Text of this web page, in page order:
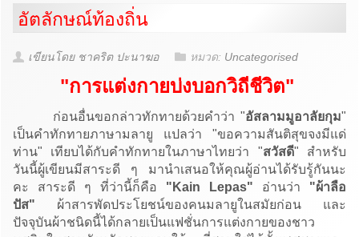
อัตลักษณ์ท้องถิ่น
เขียนโดย ชาคริต ปะนาฆอ หมวด: Uncategorised
"การแต่งกายบ่งบอกวิถีชีวิต"
ก่อนอื่นขอกล่าวทักทายด้วยคำว่า "อัสลามมูอาลัยกุม"
เป็นคำทักทายภาษามลายู แปลว่า "ขอความสันติสุขจงมีแด่
ท่าน" เทียบได้กับคำทักทายในภาษาไทยว่า "สวัสดี" สำหรับ
วันนี้ผู้เขียนมีสาระดี ๆ มานำเสนอให้คุณผู้อ่านได้รับรู้กันนะ
คะ สาระดี ๆ ที่ว่านี้ก็คือ "Kain Lepas" อ่านว่า "ผ้าลือ
ปัส" ผ้าสารพัดประโยชน์ของคนมลายูในสมัยก่อน และ
ปัจจุบันผ้าชนิดนี้ได้กลายเป็นแฟชั่นการแต่งกายของชาว